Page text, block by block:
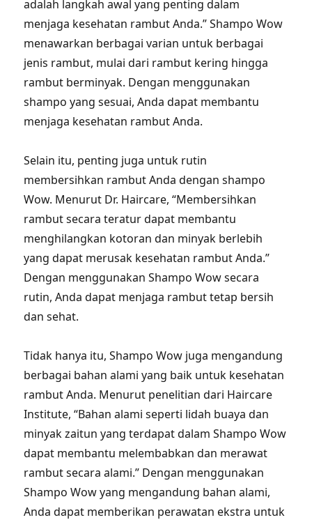
adalah langkah awal yang penting dalam
menjaga kesehatan rambut Anda.” Shampo Wow
menawarkan berbagai varian untuk berbagai
jenis rambut, mulai dari rambut kering hingga
rambut berminyak. Dengan menggunakan
shampo yang sesuai, Anda dapat membantu
menjaga kesehatan rambut Anda.
Selain itu, penting juga untuk rutin
membersihkan rambut Anda dengan shampo
Wow. Menurut Dr. Haircare, “Membersihkan
rambut secara teratur dapat membantu
menghilangkan kotoran dan minyak berlebih
yang dapat merusak kesehatan rambut Anda.”
Dengan menggunakan Shampo Wow secara
rutin, Anda dapat menjaga rambut tetap bersih
dan sehat.
Tidak hanya itu, Shampo Wow juga mengandung
berbagai bahan alami yang baik untuk kesehatan
rambut Anda. Menurut penelitian dari Haircare
Institute, “Bahan alami seperti lidah buaya dan
minyak zaitun yang terdapat dalam Shampo Wow
dapat membantu melembabkan dan merawat
rambut secara alami.” Dengan menggunakan
Shampo Wow yang mengandung bahan alami,
Anda dapat memberikan perawatan ekstra untuk